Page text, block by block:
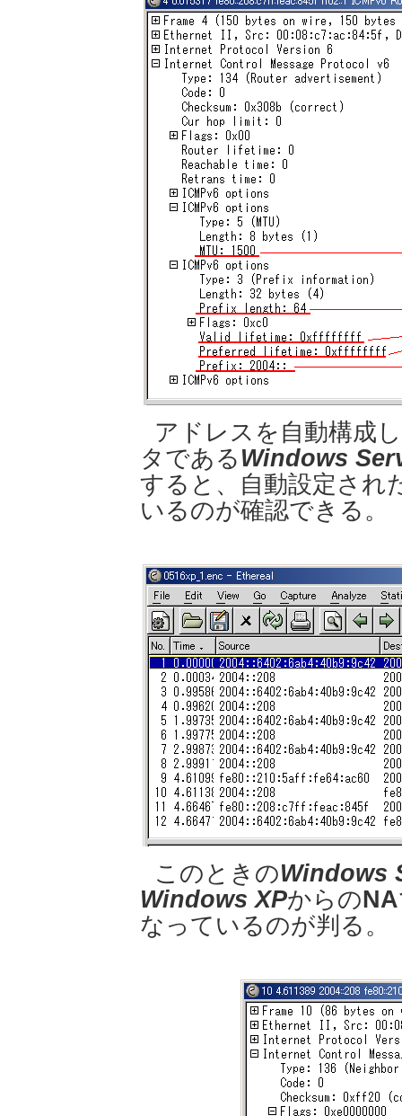
アドレスを自動構成
タである Windows
すると、自動設定され
いるのが確認できる。
このときのWindows
Windows XPからのNA
なっているのが判る。